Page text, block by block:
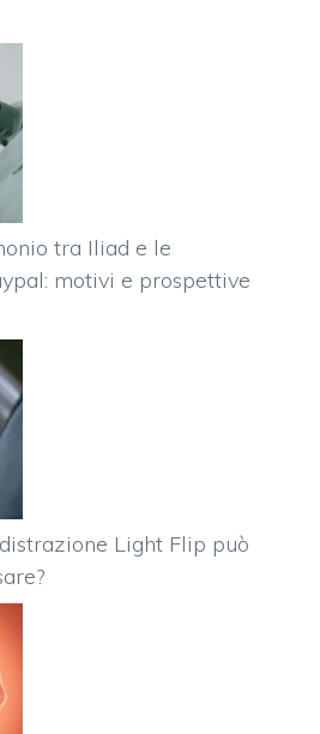
tra Iliad e le
motivi e prospettive
Light Flip può